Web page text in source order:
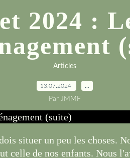
2024 :
Articles
13.07.2024
Par JMMF
situer un peu les choses.
celle de nos enfants. Nous